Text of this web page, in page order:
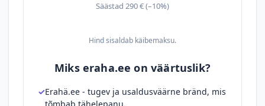
Säästad 290 € (–10%)
Hind sisaldab käibemaksu.
Miks eraha.ee on väärtuslik?
Erahä.ee - tugev ja usaldusväärne bränd, mis